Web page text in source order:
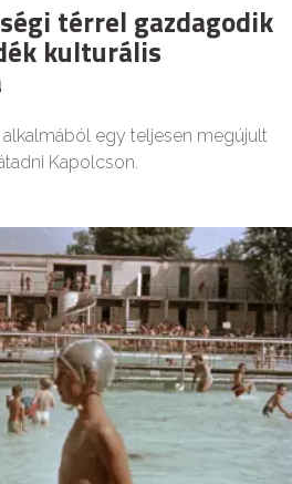
térrel gazdagodik
kulturális
egy teljesen megújult
Kapolcson.